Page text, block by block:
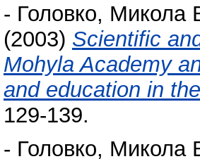
- Головко, Микола
(2003) Scientific
Mohyla Academy
and education in
129-139.
- Головко, Микола